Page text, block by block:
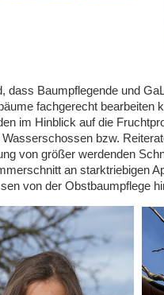
dass Baumpflegende und
fachgerecht
im Hinblick auf die
bzw.
von größer werdenden
an starktriebigen
von der Obstbaumpflege